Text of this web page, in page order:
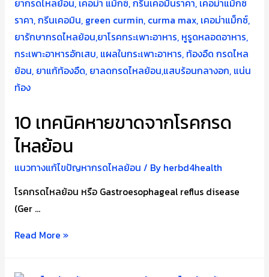
สุขภาพ
กรด
ไหล
ย้อน
ที่
ดี
10 เทคนิคหายขาดจากโรคกรด
ไหลย้อน
แนวทางแก้ไขปัญหากรดไหลย้อน / By herbd4health
โรคกรดไหลย้อน หรือ Gastroesophageal reflus disease
(Ger …
10
Read More »